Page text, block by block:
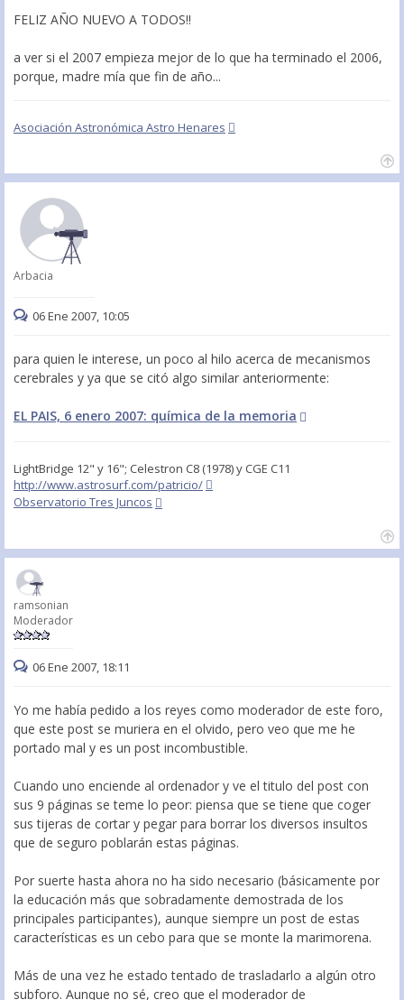
FELIZ AÑO NUEVO A TODOS!!
a ver si el 2007 empieza mejor de lo que ha terminado el 2006,
porque, madre mía que fin de año...
Asociación Astronómica Astro Henares
Arbacia
06 Ene 2007, 10:05
para quien le interese, un poco al hilo acerca de mecanismos
cerebrales y ya que se citó algo similar anteriormente:
EL PAIS, 6 enero 2007: química de la memoria
LightBridge 12" y 16"; Celestron C8 (1978) y CGE C11
http://www.astrosurf.com/patricio/
Observatorio Tres Juncos
ramsonian
Moderador
06 Ene 2007, 18:11
Yo me había pedido a los reyes como moderador de este foro,
que este post se muriera en el olvido, pero veo que me he
portado mal y es un post incombustible.
Cuando uno enciende al ordenador y ve el titulo del post con
sus 9 páginas se teme lo peor: piensa que se tiene que coger
sus tijeras de cortar y pegar para borrar los diversos insultos
que de seguro poblarán estas páginas.
Por suerte hasta ahora no ha sido necesario (básicamente por
la educación más que sobradamente demostrada de los
principales participantes), aunque siempre un post de estas
características es un cebo para que se monte la marimorena.
Más de una vez he estado tentado de trasladarlo a algún otro
subforo. Aunque no sé, creo que el moderador de